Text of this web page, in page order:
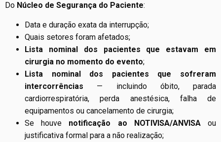
Do Núcleo de Segurança do Paciente:
Data e duração exata da interrupção;
Quais setores foram afetados;
Lista nominal dos pacientes que estavam em
cirurgia no momento do evento;
Lista nominal dos pacientes que sofreram
intercorrências — incluindo óbito, parada
cardiorrespiratória, perda anestésica, falha de
equipamentos ou cancelamento de cirurgia;
Se houve notificação ao NOTIVISA/ANVISAou
justificativa formal para a não realização;